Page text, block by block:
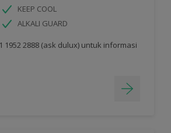
KEEP COOL
ALKALI GUARD
1952 2888 (ask dulux) untuk informasi